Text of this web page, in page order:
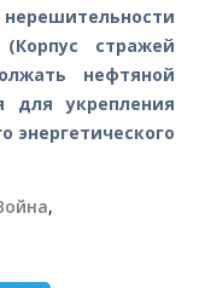
стражей
нефтяной
укрепления
энергетического
,